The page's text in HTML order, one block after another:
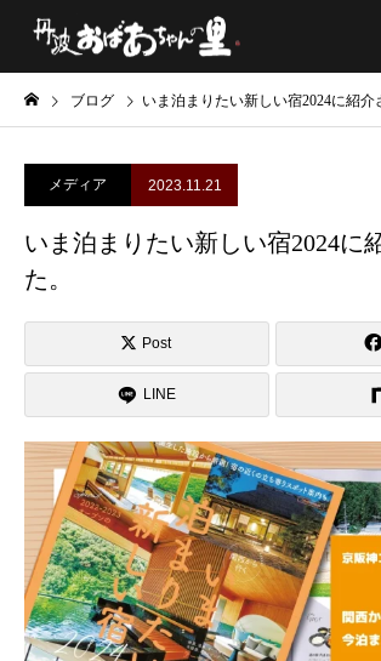
ブログ いま泊まりたい新しい宿2024に紹介
メディア 2023.11.21
いま泊まりたい新しい宿2024に
た。
Post
LINE